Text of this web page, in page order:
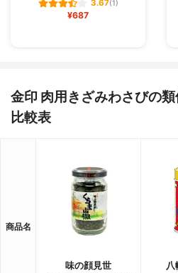
3.67(1)
¥687
金印 肉用きざみわさびの
比較表
商品名
味の顔見世
八